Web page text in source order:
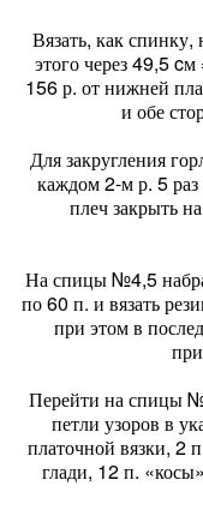
Вязать, как
этого через 49,5
156 р. от нижней
и обе
Для закругления
каждом 2-м р. 5
плеч закрыть
На спицы №4,5
по 60 п. и вязать
при этом в
Перейти на спицы
петли узоров в
платочной вязки, 2
глади, 12 п.